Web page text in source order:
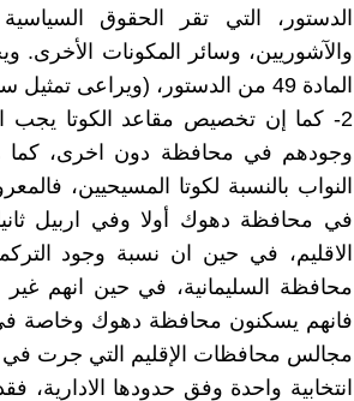
الدستور، التي تقر الحقوق السياسية
والآشوريين، وسائر المكونات الأخرى.
المادة 49 من الدستور، (ويراعى تمثيل سائر مكونات الشعب فيه)
2- كما إن تخصيص مقاعد الكوتا يجب
وجودهم في محافظة دون اخرى، كما
النواب بالنسبة لكوتا المسيحيين،
في محافظة دهوك أولا وفي اربيل
الاقليم، في حين ان نسبة وجود
محافظة السليمانية، في حين انهم
فانهم يسكنون محافظة دهوك وخاصة في
انتخابية واحدة وفق حدودها